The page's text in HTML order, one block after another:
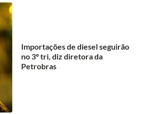
Importações de diesel seguirão
no 3º tri, diz diretora da
Petrobras